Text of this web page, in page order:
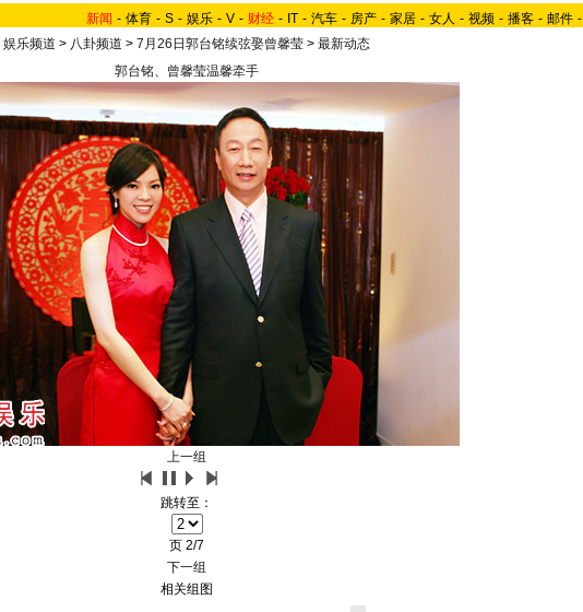
新闻 - 体育 - S - 娱乐 - V - 财经 - IT - 汽车 - 房产 - 家居 - 女人 - 视频 - 播客 - 邮件 -
娱乐频道 > 八卦频道 > 7月26日郭台铭续弦娶曾馨莹 > 最新动态
郭台铭、曾馨莹温馨牵手
上一组
跳转至：
页 2/7
下一组
相关组图